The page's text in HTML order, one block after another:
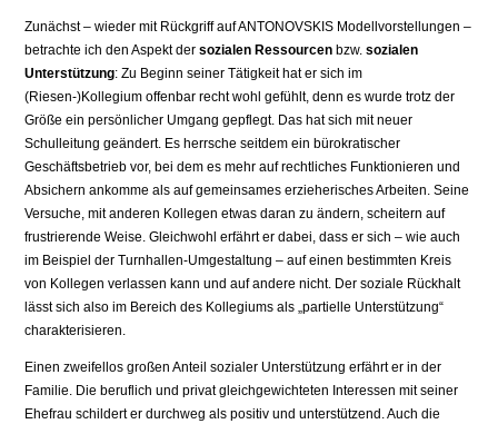
Zunächst – wieder mit Rückgriff auf ANTONOVSKIS Modellvorstellungen –
betrachte ich den Aspekt dersozialen Ressourcen bzw. sozialen
Unterstützung: Zu Beginn seiner Tätigkeit hat er sich im
(Riesen-)Kollegium offenbar recht wohl gefühlt, denn es wurde trotz der
Größe ein persönlicher Umgang gepflegt. Das hat sich mit neuer
Schulleitung geändert. Es herrsche seitdem ein bürokratischer
Geschäftsbetrieb vor, bei dem es mehr auf rechtliches Funktionieren und
Absichern ankomme als auf gemeinsames erzieherisches Arbeiten. Seine
Versuche, mit anderen Kollegen etwas daran zu ändern, scheitern auf
frustrierende Weise. Gleichwohl erfährt er dabei, dass er sich – wie auch
im Beispiel der Turnhallen-Umgestaltung – auf einen bestimmten Kreis
von Kollegen verlassen kann und auf andere nicht. Der soziale Rückhalt
lässt sich also im Bereich des Kollegiums als „partielle Unterstützung“
charakterisieren.
Einen zweifellos großen Anteil sozialer Unterstützung erfährt er in der
Familie. Die beruflich und privat gleichgewichteten Interessen mit seiner
Ehefrau schildert er durchweg als positiv und unterstützend. Auch die